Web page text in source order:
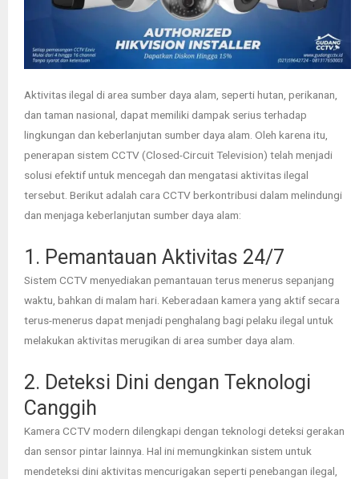
Aktivitas ilegal di area sumber daya alam, seperti hutan, perikanan,
dan taman nasional, dapat memiliki dampak serius terhadap
lingkungan dan keberlanjutan sumber daya alam. Oleh karena itu,
penerapan sistem CCTV (Closed-Circuit Television) telah menjadi
solusi efektif untuk mencegah dan mengatasi aktivitas ilegal
tersebut. Berikut adalah cara CCTV berkontribusi dalam melindungi
dan menjaga keberlanjutan sumber daya alam:
1. Pemantauan Aktivitas 24/7
Sistem CCTV menyediakan pemantauan terus menerus sepanjang
waktu, bahkan di malam hari. Keberadaan kamera yang aktif secara
terus-menerus dapat menjadi penghalang bagi pelaku ilegal untuk
melakukan aktivitas merugikan di area sumber daya alam.
2. Deteksi Dini dengan Teknologi
Canggih
Kamera CCTV modern dilengkapi dengan teknologi deteksi gerakan
dan sensor pintar lainnya. Hal ini memungkinkan sistem untuk
mendeteksi dini aktivitas mencurigakan seperti penebangan ilegal,